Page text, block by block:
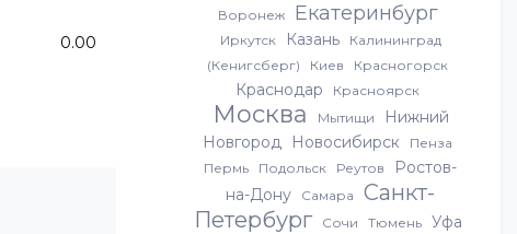
Воронеж
Екатеринбург
Иркутск Казань
Калининград
(Кенигсберг)
Киев Красногорск
Краснодар Красноярск
Москва Мытищи
Нижний
Новгород
Новосибирск
Пенза
Пермь
Подольск Реутов
Ростов-
на-Дону
Самара
Санкт-
Петербург
Сочи Тюмень Уфа
0.00